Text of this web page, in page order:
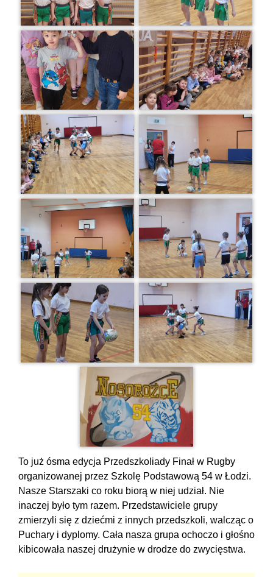
To już ósma edycja Przedszkoliady Finał w Rugby
organizowanej przez Szkolę Podstawową 54 w Łodzi.
Nasze Starszaki co roku biorą w niej udział. Nie
inaczej było tym razem. Przedstawiciele grupy
zmierzyli się z dziećmi z innych przedszkoli, walcząc o
Puchary i dyplomy. Cała nasza grupa ochoczo i głośno
kibicowała naszej drużynie w drodze do zwycięstwa.